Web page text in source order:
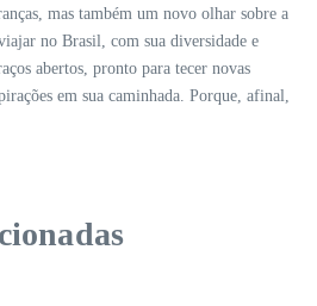
mas também um novo olhar sobre a
no Brasil, com sua diversidade e
abertos, pronto para tecer novas
em sua caminhada. Porque, afinal,